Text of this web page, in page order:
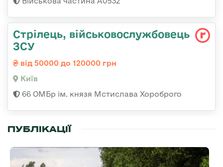
Стрілець, військовослужбовець
ЗСУ
від 50000 до 120000 грн
Київ
66 ОМБр ім. князя Мстислава Хороброго
ПУБЛІКАЦІЇ